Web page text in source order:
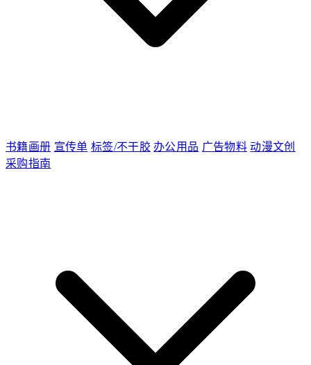
书籍画册 宣传单 标签/不干胶 办公用品 广告物料 动漫文创
采购指南